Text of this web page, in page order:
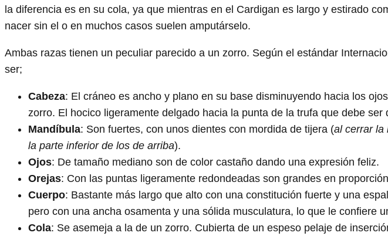
la diferencia es en su cola, ya que mientras en el Cardigan es largo y estirado
nacer sin el o en muchos casos suelen amputárselo.
Ambas razas tienen un peculiar parecido a un zorro. Según el estándar
ser;
Cabeza: El cráneo es ancho y plano en su base disminuyendo hacia los
zorro. El hocico ligeramente delgado hacia la punta de la trufa que debe ser
Mandíbula: Son fuertes, con unos dientes con mordida de tijera (al cerrar la
la parte inferior de los de arriba).
Ojos: De tamaño mediano son de color castaño dando una expresión feliz.
Orejas: Con las puntas ligeramente redondeadas son grandes en
Cuerpo: Bastante más largo que alto con una constitución fuerte y una
pero con una ancha osamenta y una sólida musculatura, lo que le confiere
Cola: Se asemeja a la de un zorro. Cubierta de un espeso pelaje de